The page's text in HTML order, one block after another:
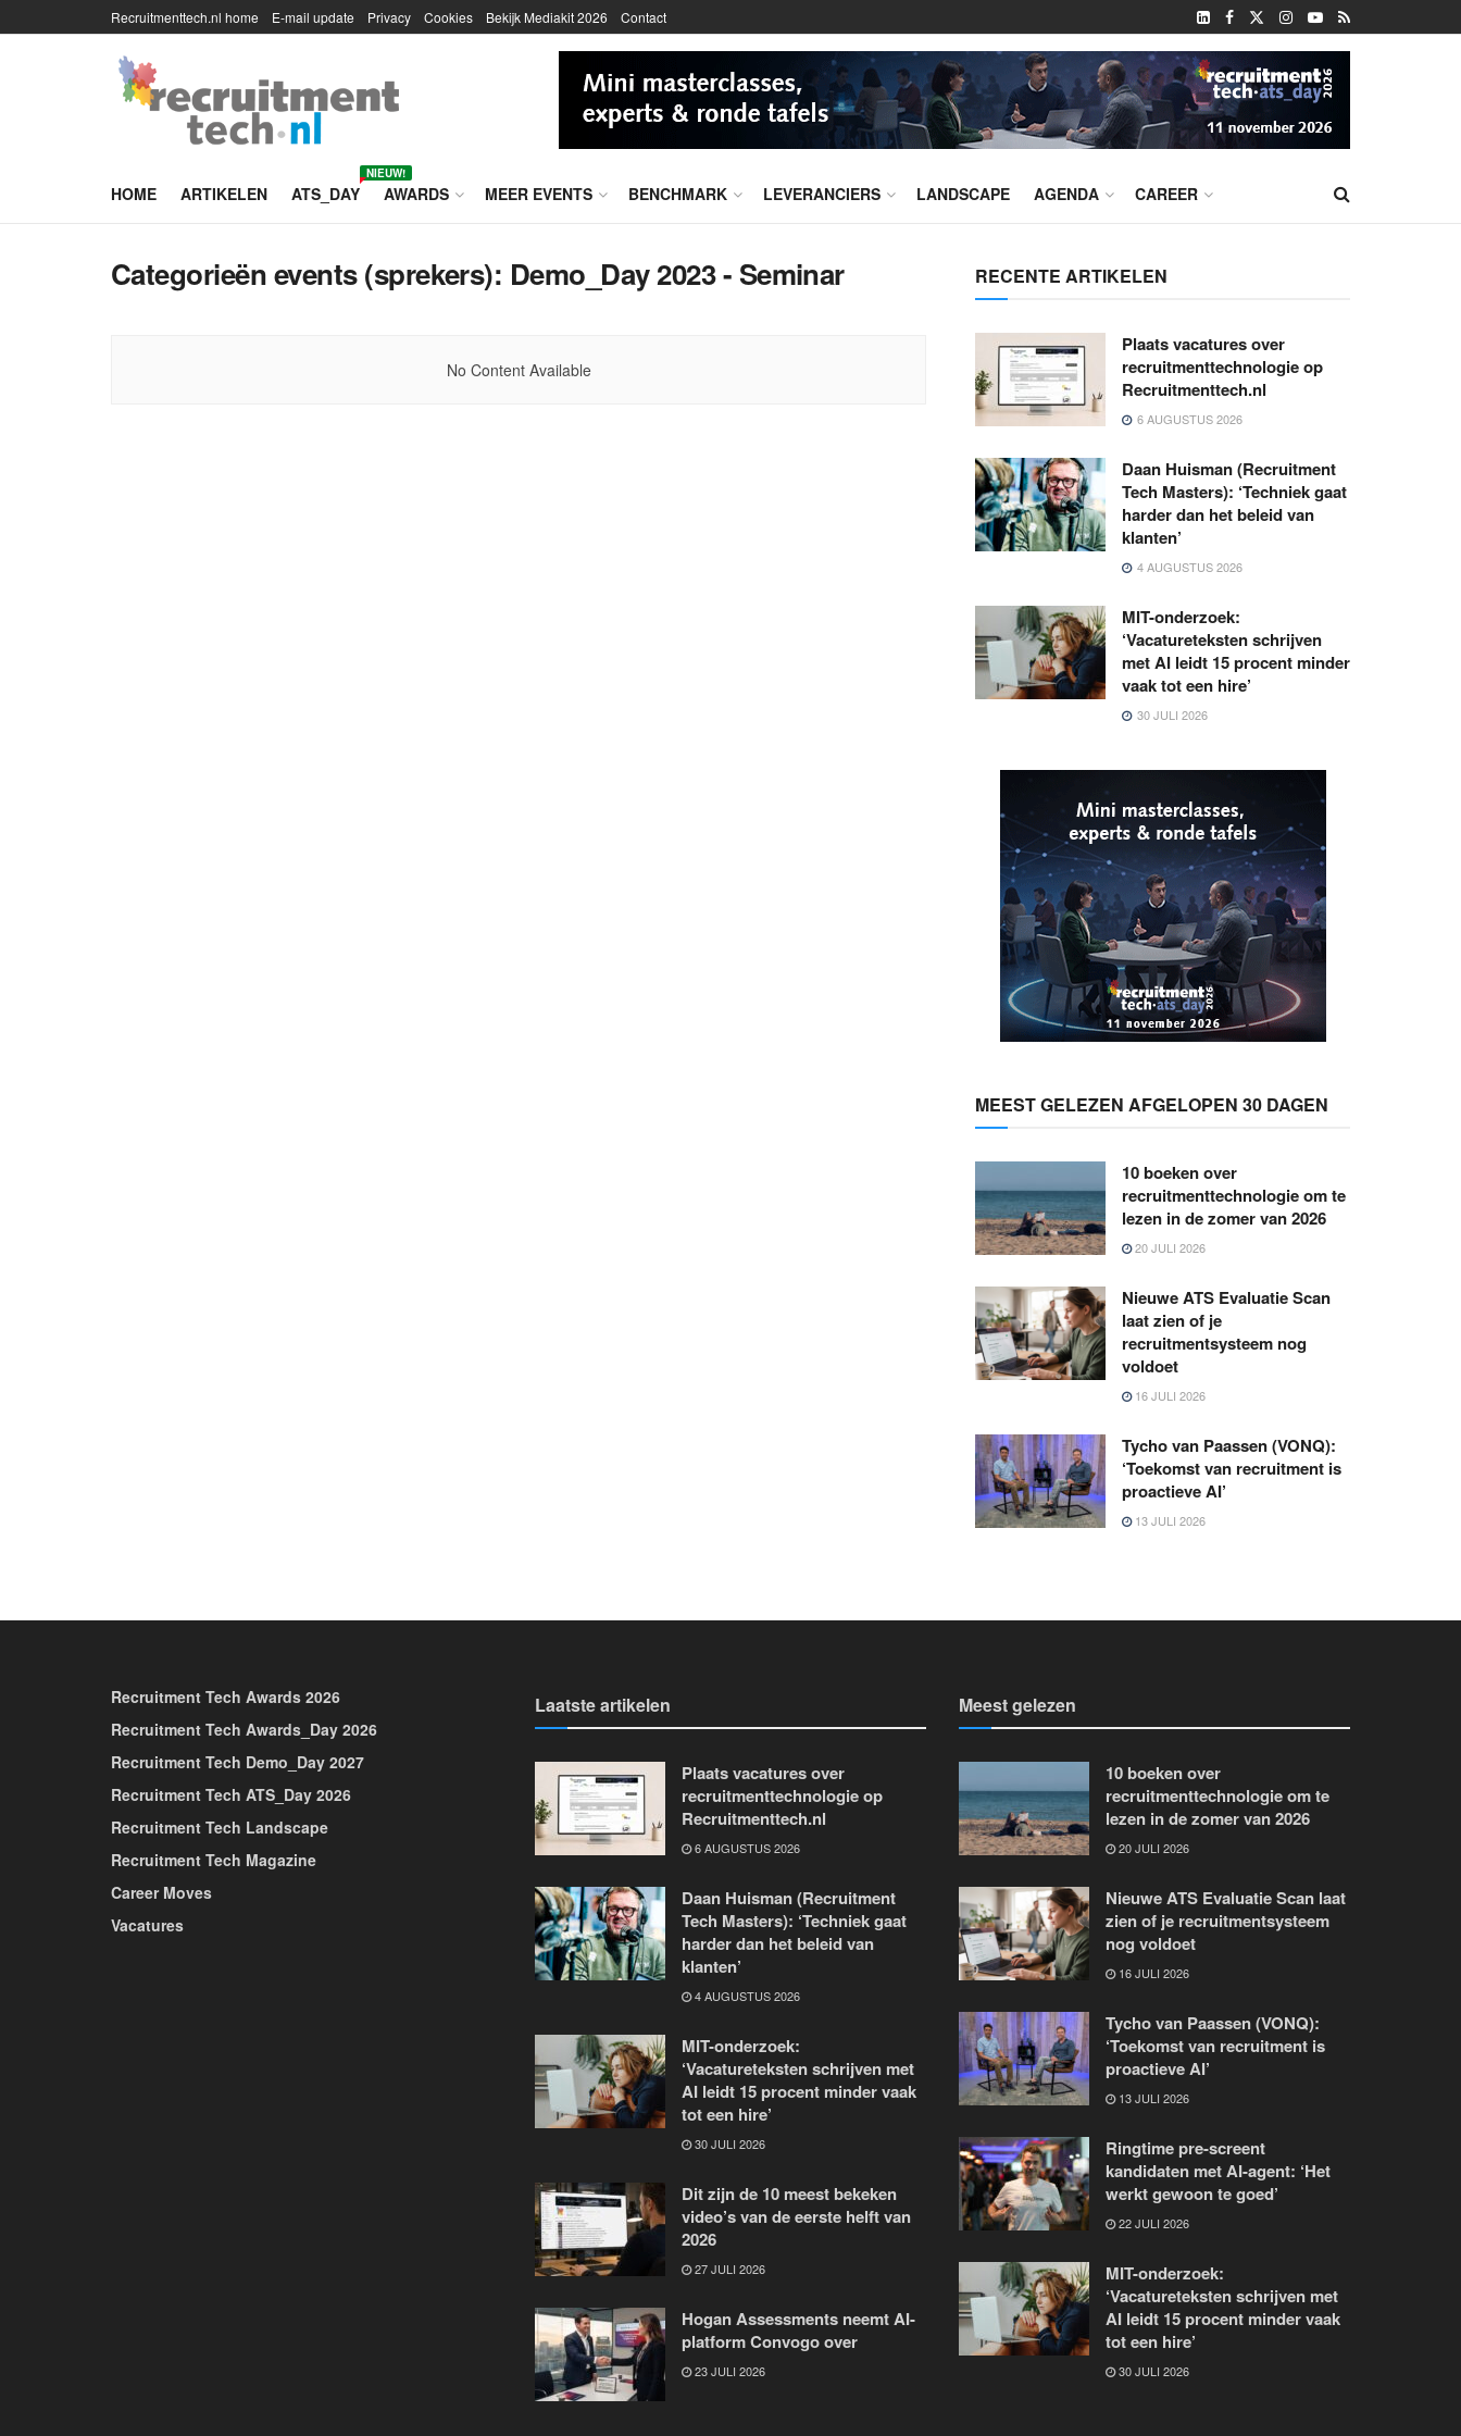
Recruitmenttech.nl home E-mail update Privacy Cookies Bekijk Mediakit 2026 Contact
HOME ARTIKELEN ATS_DAY
NIEUW!
AWARDS MEER EVENTS BENCHMARK LEVERANCIERS LANDSCAPE AGENDA CAREER
Categorieën events (sprekers): Demo_Day 2023 - Seminar
No Content Available
RECENTE ARTIKELEN
Plaats vacatures over
recruitmenttechnologie op
Recruitmenttech.nl
6 AUGUSTUS 2026
Daan Huisman (Recruitment
Tech Masters): ‘Techniek gaat
harder dan het beleid van
klanten’
4 AUGUSTUS 2026
MIT-onderzoek:
‘Vacatureteksten schrijven
met AI leidt 15 procent minder
vaak tot een hire’
30 JULI 2026
MEEST GELEZEN AFGELOPEN 30 DAGEN
10 boeken over
recruitmenttechnologie om te
lezen in de zomer van 2026
20 JULI 2026
Nieuwe ATS Evaluatie Scan
laat zien of je
recruitmentsysteem nog
voldoet
16 JULI 2026
Tycho van Paassen (VONQ):
‘Toekomst van recruitment is
proactieve AI’
13 JULI 2026
Recruitment Tech Awards 2026
Recruitment Tech Awards_Day 2026
Recruitment Tech Demo_Day 2027
Recruitment Tech ATS_Day 2026
Recruitment Tech Landscape
Recruitment Tech Magazine
Career Moves
Vacatures
Laatste artikelen
Plaats vacatures over
recruitmenttechnologie op
Recruitmenttech.nl
6 AUGUSTUS 2026
Daan Huisman (Recruitment
Tech Masters): ‘Techniek gaat
harder dan het beleid van
klanten’
4 AUGUSTUS 2026
MIT-onderzoek:
‘Vacatureteksten schrijven met
AI leidt 15 procent minder vaak
tot een hire’
30 JULI 2026
Dit zijn de 10 meest bekeken
video’s van de eerste helft van
2026
27 JULI 2026
Hogan Assessments neemt AI-
platform Convogo over
23 JULI 2026
Meest gelezen
10 boeken over
recruitmenttechnologie om te
lezen in de zomer van 2026
20 JULI 2026
Nieuwe ATS Evaluatie Scan laat
zien of je recruitmentsysteem
nog voldoet
16 JULI 2026
Tycho van Paassen (VONQ):
‘Toekomst van recruitment is
proactieve AI’
13 JULI 2026
Ringtime pre-screent
kandidaten met AI-agent: ‘Het
werkt gewoon te goed’
22 JULI 2026
MIT-onderzoek:
‘Vacatureteksten schrijven met
AI leidt 15 procent minder vaak
tot een hire’
30 JULI 2026